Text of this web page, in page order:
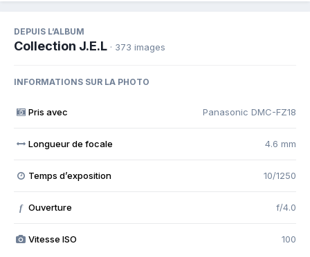
DEPUIS L’ALBUM
Collection J.E.L · 373 images
INFORMATIONS SUR LA PHOTO
Pris avec Panasonic DMC-FZ18
Longueur de focale 4.6 mm
Temps d’exposition 10/1250
f Ouverture f/4.0
Vitesse ISO 100